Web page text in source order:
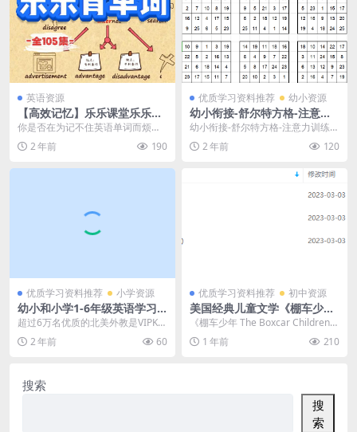
英语资源
【高效记忆】乐乐课堂乐乐背
单词：1500个核心词汇轻松
源！
你是否在为记不住英语单词而烦
恼？别担心，乐乐课堂的乐乐背单
词来帮忙了！这个系列包...
2 年前 190
优质学习资料推荐 幼小资源
幼小衔接-舒尔特方格-注意力
训练表格5阶(可A4打印)（1页
幼小衔接-舒尔特方格-注意力训练表
格5阶(可A4打印)（1页EXCEL文
档）资料...
2 年前 120
优质学习资料推荐 小学资源
幼小和小学1-6年级英语学习
北美外教vip-kid教学视频2.56
G，128个磨耳朵英语视频资源
~百度网盘下载
超过6万名优质的北美外教是VIPKI
D的智力库，他们带着对孩子的爱
心和专业、过硬...
2 年前 60
优质学习资料推荐 初中资源
美国经典儿童文学《棚车少年
The Boxcar Children》英文
原版全集（含143册电子书及
音频）
《棚车少年 The Boxcar Children》
英文原版全集（143册电子书...
1 年前 210
搜索
搜
索